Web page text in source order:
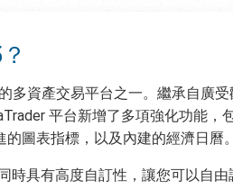
多資產交易平台之一。繼承自廣受
平台新增了多項強化功能，
圖表指標，以及內建的經濟日曆。
時具有高度自訂性，讓您可以自由